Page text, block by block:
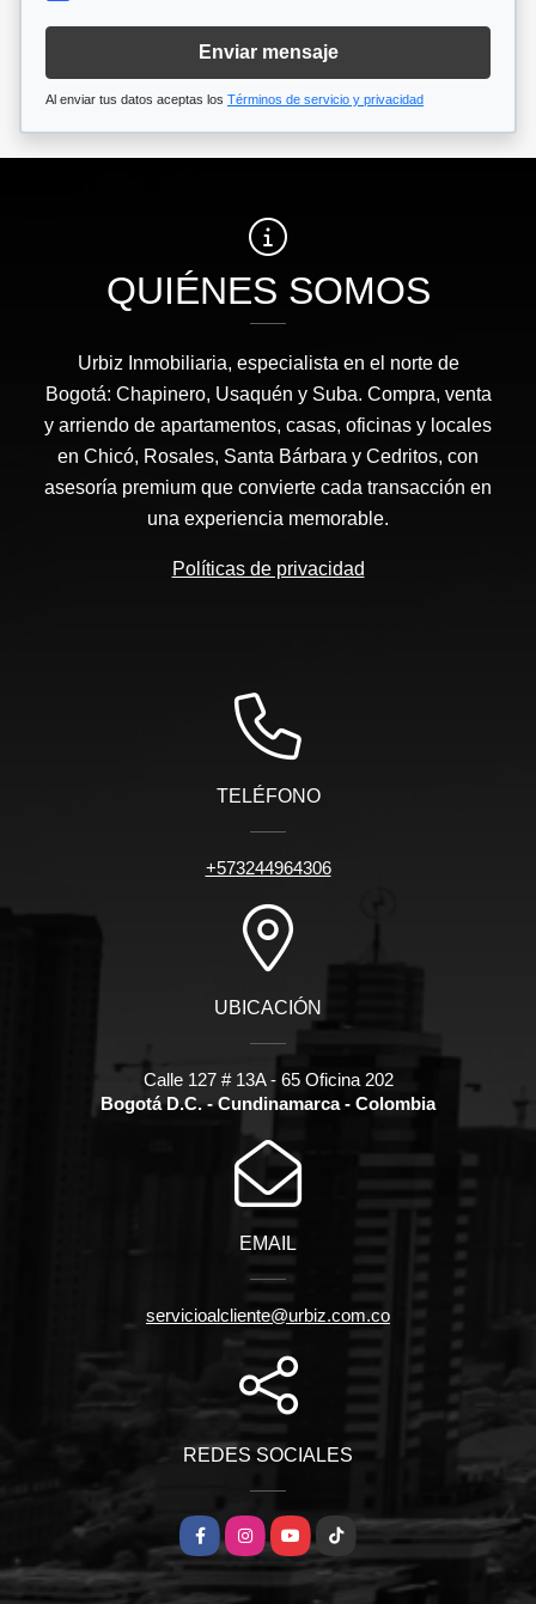
Enviar mensaje
Al enviar tus datos aceptas los Términos de servicio y privacidad
QUIÉNES SOMOS
Urbiz Inmobiliaria, especialista en el norte de
Bogotá: Chapinero, Usaquén y Suba. Compra, venta
y arriendo de apartamentos, casas, oficinas y locales
en Chicó, Rosales, Santa Bárbara y Cedritos, con
asesoría premium que convierte cada transacción en
una experiencia memorable.
Políticas de privacidad
TELÉFONO
+573244964306
UBICACIÓN
Calle 127 # 13A - 65 Oficina 202
Bogotá D.C. - Cundinamarca - Colombia
EMAIL
servicioalcliente@urbiz.com.co
REDES SOCIALES
FacebookInstagramYouTubeTikTok